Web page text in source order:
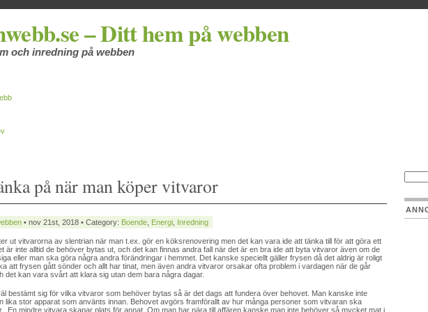
– Ditt hem på webben
och inredning på webben
på när man köper vitvaror
• nov 21st, 2018 • Category: Boende Energi Inredning
ut vitvarorna av slentrian när man t.ex. gör en köksrenovering men det kan vara ide att tänka till för att göra ett
är inte alltid de behöver bytas ut, och det kan finnas andra fall när det är en bra ide att byta vitvaror även om de
eller man ska göra några andra förändringar i hemmet. Det kanske speciellt gäller frysen då det aldrig är roligt
att frysen gått sönder och allt har tinat, men även andra vitvaror orsakar ofta problem i vardagen när de går
det kan vara svårt att klara sig utan dem bara några dagar.
bestämt sig för vilka vitvaror som behöver bytas så är det dags att fundera över behovet. Man kanske inte
lika stor apparat som använts innan. Behovet avgörs framförallt av hur många personer som vitvaran ska
En mindre vitvara skapar plats för annat. Om man har nära till affären kanske man inte behöver så mycket mat i